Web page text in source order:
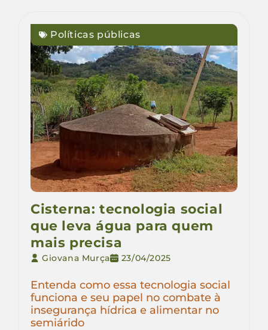
Políticas públicas
Cisterna: tecnologia social
que leva água para quem
mais precisa
Giovana Murça 23/04/2025
Entenda como essa tecnologia social
funciona e seu papel no combate à
insegurança hídrica e alimentar no
semiárido